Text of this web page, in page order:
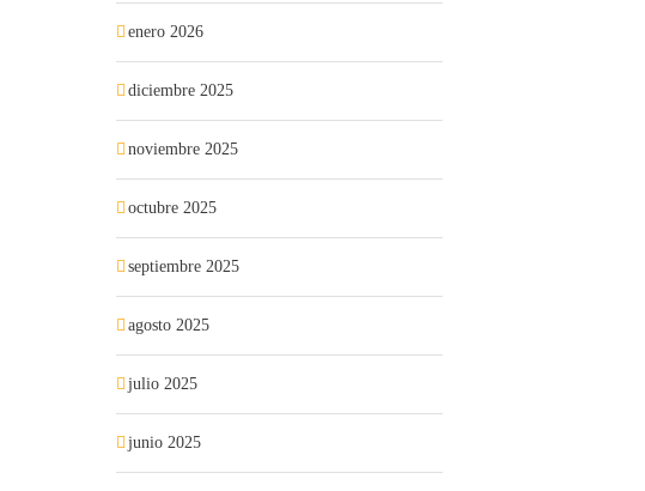
enero 2026
diciembre 2025
noviembre 2025
octubre 2025
septiembre 2025
agosto 2025
julio 2025
junio 2025